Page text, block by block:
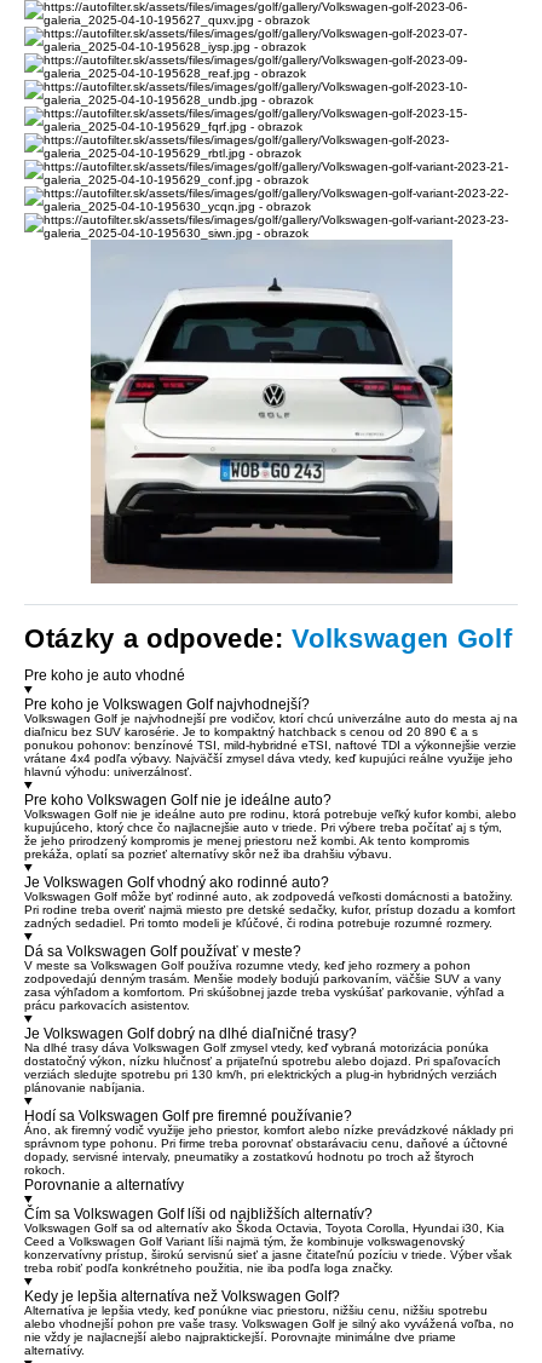
Otázky a odpovede:Volkswagen Golf
Pre koho je auto vhodné
Pre koho je Volkswagen Golf najvhodnejší?
Volkswagen Golf je najvhodnejší pre vodičov, ktorí chcú univerzálne auto do mesta aj na
diaľnicu bez SUV karosérie. Je to kompaktný hatchback s cenou od 20 890 € a s
ponukou pohonov: benzínové TSI, mild-hybridné eTSI, naftové TDI a výkonnejšie verzie
vrátane 4x4 podľa výbavy. Najväčší zmysel dáva vtedy, keď kupujúci reálne využije jeho
hlavnú výhodu: univerzálnosť.
Pre koho Volkswagen Golf nie je ideálne auto?
Volkswagen Golf nie je ideálne auto pre rodinu, ktorá potrebuje veľký kufor kombi, alebo
kupujúceho, ktorý chce čo najlacnejšie auto v triede. Pri výbere treba počítať aj s tým,
že jeho prirodzený kompromis je menej priestoru než kombi. Ak tento kompromis
prekáža, oplatí sa pozrieť alternatívy skôr než iba drahšiu výbavu.
Je Volkswagen Golf vhodný ako rodinné auto?
Volkswagen Golf môže byť rodinné auto, ak zodpovedá veľkosti domácnosti a batožiny.
Pri rodine treba overiť najmä miesto pre detské sedačky, kufor, prístup dozadu a komfort
zadných sedadiel. Pri tomto modeli je kľúčové, či rodina potrebuje rozumné rozmery.
Dá sa Volkswagen Golf používať v meste?
V meste sa Volkswagen Golf používa rozumne vtedy, keď jeho rozmery a pohon
zodpovedajú denným trasám. Menšie modely bodujú parkovaním, väčšie SUV a vany
zasa výhľadom a komfortom. Pri skúšobnej jazde treba vyskúšať parkovanie, výhľad a
prácu parkovacích asistentov.
Je Volkswagen Golf dobrý na dlhé diaľničné trasy?
Na dlhé trasy dáva Volkswagen Golf zmysel vtedy, keď vybraná motorizácia ponúka
dostatočný výkon, nízku hlučnosť a prijateľnú spotrebu alebo dojazd. Pri spaľovacích
verziách sledujte spotrebu pri 130 km/h, pri elektrických a plug-in hybridných verziách
plánovanie nabíjania.
Hodí sa Volkswagen Golf pre firemné používanie?
Áno, ak firemný vodič využije jeho priestor, komfort alebo nízke prevádzkové náklady pri
správnom type pohonu. Pri firme treba porovnať obstarávaciu cenu, daňové a účtovné
dopady, servisné intervaly, pneumatiky a zostatkovú hodnotu po troch až štyroch
rokoch.
Porovnanie a alternatívy
Čím sa Volkswagen Golf líši od najbližších alternatív?
Volkswagen Golf sa od alternatív ako Škoda Octavia, Toyota Corolla, Hyundai i30, Kia
Ceed a Volkswagen Golf Variant líši najmä tým, že kombinuje volkswagenovský
konzervatívny prístup, širokú servisnú sieť a jasne čitateľnú pozíciu v triede. Výber však
treba robiť podľa konkrétneho použitia, nie iba podľa loga značky.
Kedy je lepšia alternatíva než Volkswagen Golf?
Alternatíva je lepšia vtedy, keď ponúkne viac priestoru, nižšiu cenu, nižšiu spotrebu
alebo vhodnejší pohon pre vaše trasy. Volkswagen Golf je silný ako vyvážená voľba, no
nie vždy je najlacnejší alebo najpraktickejší. Porovnajte minimálne dve priame
alternatívy.